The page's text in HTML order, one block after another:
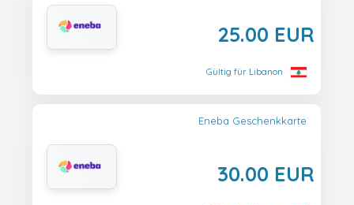
25.00 EUR
Gültig für Libanon
Eneba Geschenkkarte
30.00 EUR